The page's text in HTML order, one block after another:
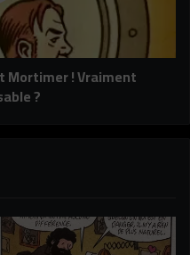
Mortimer ! Vraiment
?